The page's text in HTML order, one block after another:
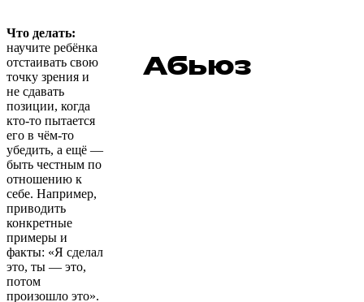
Что делать:
научите ребёнка
отстаивать свою
точку зрения и
не сдавать
позиции, когда
кто-то пытается
его в чём-то
убедить, а ещё —
быть честным по
отношению к
себе. Например,
приводить
конкретные
примеры и
факты: «Я сделал
это, ты — это,
потом
произошло это».
Абьюз